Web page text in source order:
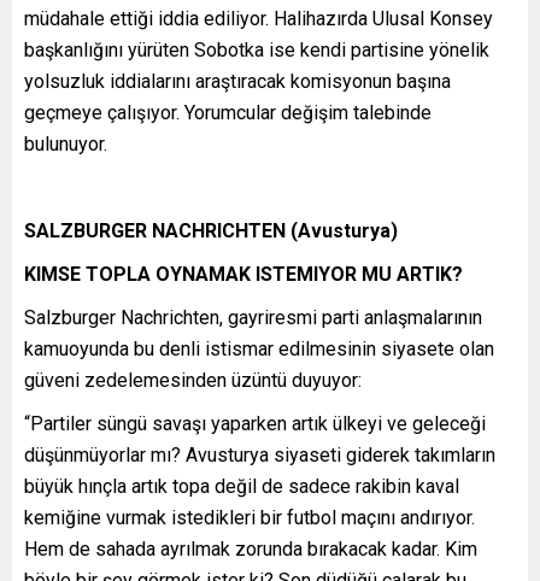
müdahale ettiği iddia ediliyor. Halihazırda Ulusal Konsey
başkanlığını yürüten Sobotka ise kendi partisine yönelik
yolsuzluk iddialarını araştıracak komisyonun başına
geçmeye çalışıyor. Yorumcular değişim talebinde
bulunuyor.
SALZBURGER NACHRICHTEN (Avusturya)
KIMSE TOPLA OYNAMAK ISTEMIYOR MU ARTIK?
Salzburger Nachrichten, gayriresmi parti anlaşmalarının
kamuoyunda bu denli istismar edilmesinin siyasete olan
güveni zedelemesinden üzüntü duyuyor:
“Partiler süngü savaşı yaparken artık ülkeyi ve geleceği
düşünmüyorlar mı? Avusturya siyaseti giderek takımların
büyük hınçla artık topa değil de sadece rakibin kaval
kemiğine vurmak istedikleri bir futbol maçını andırıyor.
Hem de sahada ayrılmak zorunda bırakacak kadar. Kim